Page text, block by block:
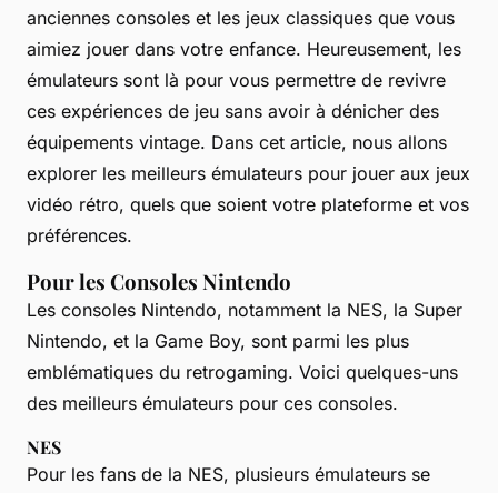
anciennes consoles et les jeux classiques que vous
aimiez jouer dans votre enfance. Heureusement, les
émulateurs sont là pour vous permettre de revivre
ces expériences de jeu sans avoir à dénicher des
équipements vintage. Dans cet article, nous allons
explorer les meilleurs émulateurs pour jouer aux jeux
vidéo rétro, quels que soient votre plateforme et vos
préférences.
Pour les Consoles Nintendo
Les consoles Nintendo, notamment la NES, la Super
Nintendo, et la Game Boy, sont parmi les plus
emblématiques du retrogaming. Voici quelques-uns
des meilleurs émulateurs pour ces consoles.
NES
Pour les fans de la NES, plusieurs émulateurs se